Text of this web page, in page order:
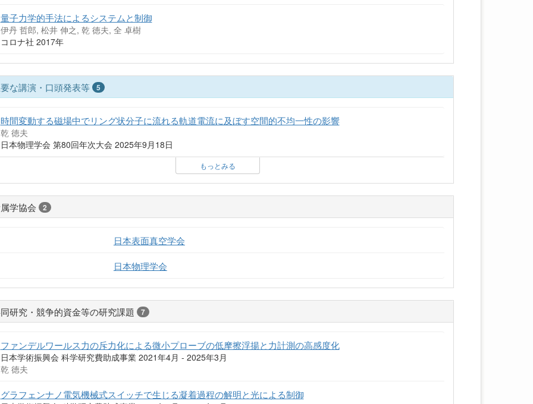
量子力学的手法によるシステムと制御
伊丹 哲郎, 松井 伸之, 乾 徳夫, 全 卓樹
コロナ社 2017年
な講演・口頭発表等 5
時間変動する磁場中でリング状分子に流れる軌道電流に及ぼす空間的不均一性の影響
乾 徳夫
日本物理学会 第80回年次大会 2025年9月18日
もっとみる
学協会 2
日本表面真空学会
日本物理学会
研究・競争的資金等の研究課題 7
ファンデルワールス力の斥力化による微小プローブの低摩擦浮揚と力計測の高感度化
日本学術振興会 科学研究費助成事業 2021年4月 - 2025年3月
乾 徳夫
グラフェンナノ電気機械式スイッチで生じる凝着過程の解明と光による制御